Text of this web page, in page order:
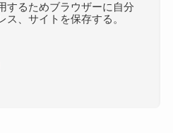
するためブラウザーに自分
ス、サイトを保存する。